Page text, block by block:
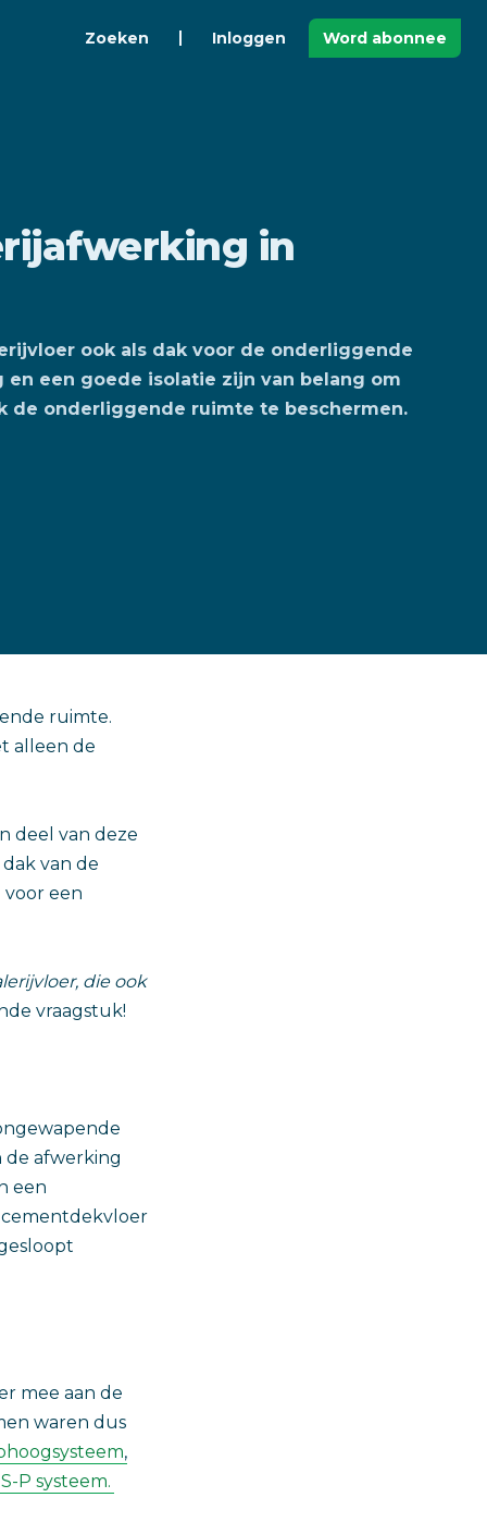
Zoeken Inloggen Word abonnee
in
ook als dak voor de onderliggende
een goede isolatie zijn van belang om
de onderliggende ruimte te beschermen.
ruimte.
alleen de
deel van deze
van de
voor een
die ook
vraagstuk!
de afwerking
een
mee aan de
waren dus
,
P systeem.